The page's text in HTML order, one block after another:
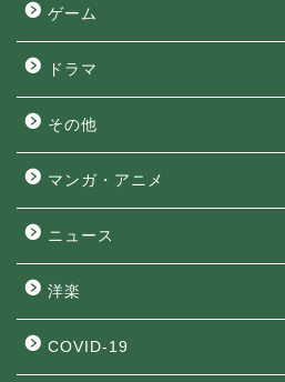
ゲーム
ドラマ
その他
マンガ・アニメ
ニュース
洋楽
COVID-19